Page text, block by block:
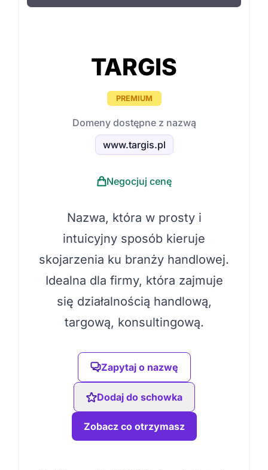
TARGIS
PREMIUM
Domeny dostępne z nazwą
www.targis.pl
Negocjuj cenę
Nazwa, która w prosty i
intuicyjny sposób kieruje
skojarzenia ku branży handlowej.
Idealna dla firmy, która zajmuje
się działalnością handlową,
targową, konsultingową.
Zapytaj o nazwę
Dodaj do schowka
Zobacz co otrzymasz